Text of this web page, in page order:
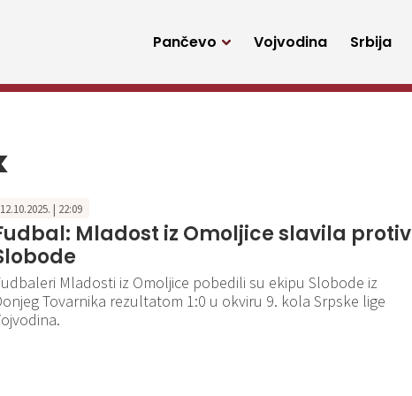
Pančevo Vojvodina Srbija
12.10.2025. | 22:09
Mladost iz Omoljice slavila protiv
Mladosti iz Omoljice pobedili su ekipu Slobode iz
Tovarnika rezultatom 1:0 u okviru 9. kola Srpske lige